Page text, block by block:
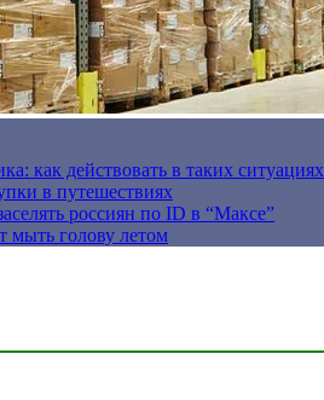
как действовать в таких ситуациях
в путешествиях
россиян по ID в “Максе”
мыть голову летом